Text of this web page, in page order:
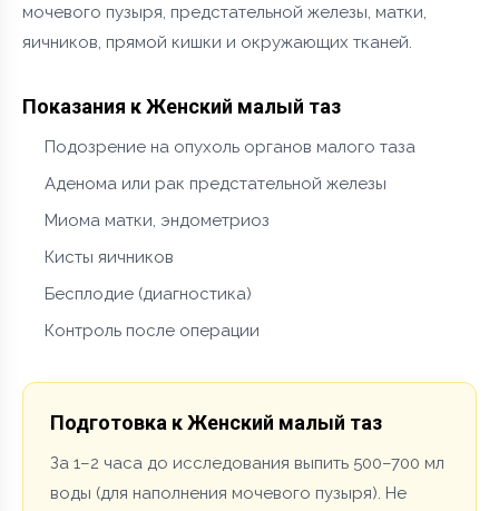
мочевого пузыря, предстательной железы, матки,
яичников, прямой кишки и окружающих тканей.
Показания к Женский малый таз
Подозрение на опухоль органов малого таза
Аденома или рак предстательной железы
Миома матки, эндометриоз
Кисты яичников
Бесплодие (диагностика)
Контроль после операции
Подготовка к Женский малый таз
За 1–2 часа до исследования выпить 500–700 мл
воды (для наполнения мочевого пузыря). Не